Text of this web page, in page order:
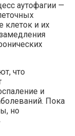
аутофагии —
клеток и их
что
и
Пока
но